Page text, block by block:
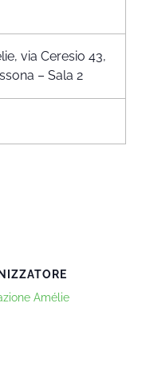
via Ceresio 43,
– Sala 2
Amélie